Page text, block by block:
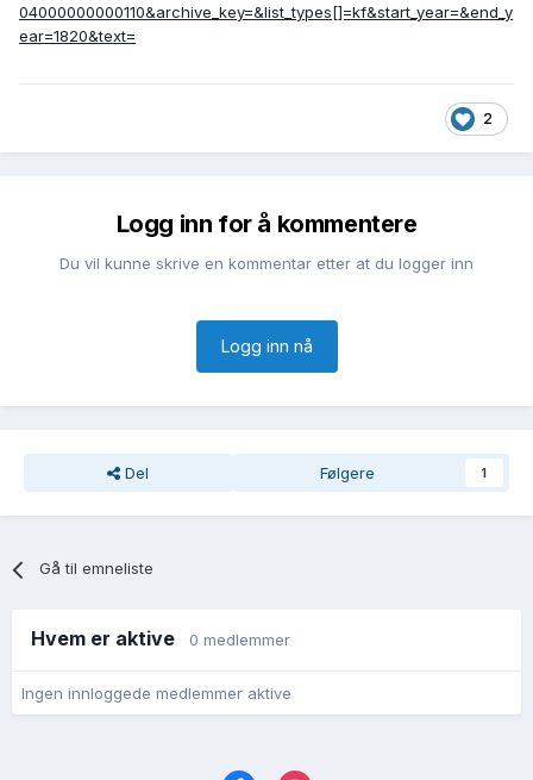
04000000000110&archive_key=&list_types[]=kf&start_year=&end_y
ear=1820&text=
2
Logg inn for å kommentere
Du vil kunne skrive en kommentar etter at du logger inn
Logg inn nå
Del Følgere 1
Gå til emneliste
Hvem er aktive 0 medlemmer
Ingen innloggede medlemmer aktive